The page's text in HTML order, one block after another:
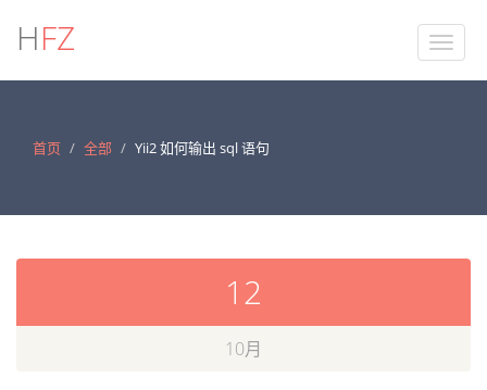
HFZ
首页 全部 Yii2 如何输出 sql 语句
12
10月